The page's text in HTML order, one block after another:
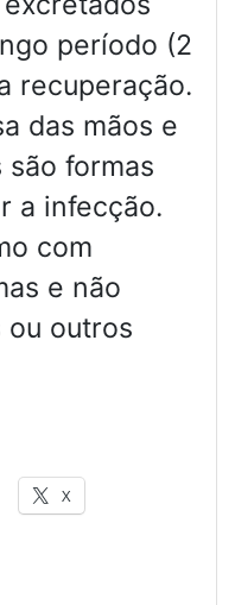
período (2
recuperação.
das mãos e
formas
a infecção.
com
e não
outros
X